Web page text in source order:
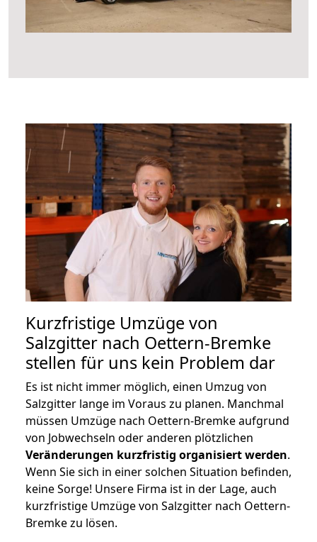
Kurzfristige Umzüge von
Salzgitter nach Oettern-Bremke
stellen für uns kein Problem dar
Es ist nicht immer möglich, einen Umzug von
Salzgitter lange im Voraus zu planen. Manchmal
müssen Umzüge nach Oettern-Bremke aufgrund
von Jobwechseln oder anderen plötzlichen
Veränderungen kurzfristig organisiert werden.
Wenn Sie sich in einer solchen Situation befinden,
keine Sorge! Unsere Firma ist in der Lage, auch
kurzfristige Umzüge von Salzgitter nach Oettern-
Bremke zu lösen.